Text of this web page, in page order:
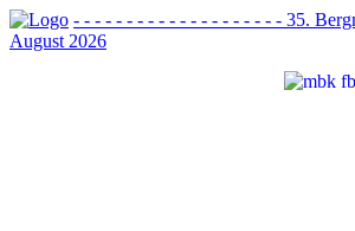
- - - - - - - - - - - - - - - - - - - - 35.
August 2026